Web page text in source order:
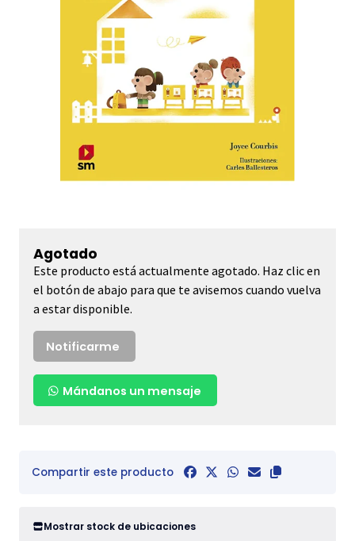
Agotado
Este producto está actualmente agotado. Haz clic en
el botón de abajo para que te avisemos cuando vuelva
a estar disponible.
Notificarme
Mándanos un mensaje
Compartir este producto
Mostrar stock de ubicaciones